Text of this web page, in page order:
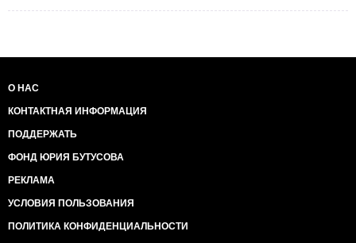
О НАС
КОНТАКТНАЯ ИНФОРМАЦИЯ
ПОДДЕРЖАТЬ
ФОНД ЮРИЯ БУТУСОВА
РЕКЛАМА
УСЛОВИЯ ПОЛЬЗОВАНИЯ
ПОЛИТИКА КОНФИДЕНЦИАЛЬНОСТИ